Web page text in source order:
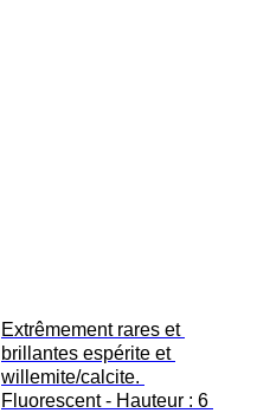
Extrêmement rares et
brillantes espérite et
willemite/calcite.
Fluorescent - Hauteur : 6